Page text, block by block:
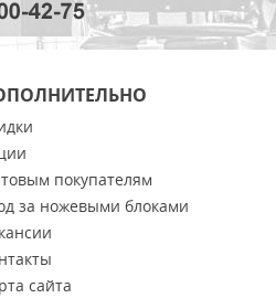
покупателям
за ножевыми блоками
сайта